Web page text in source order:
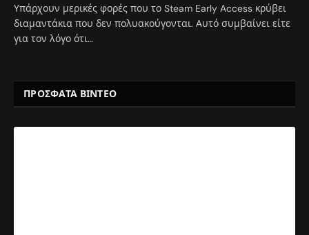
Υπάρχουν μερικές φορές που το Steam Early Access κρύβει
διαμαντάκια που δεν πολυακούγονται. Αυτό συμβαίνει είτε
για τον λόγο ότι…
ΠΡΟΣΦΑΤΑ ΒΙΝΤΕΟ